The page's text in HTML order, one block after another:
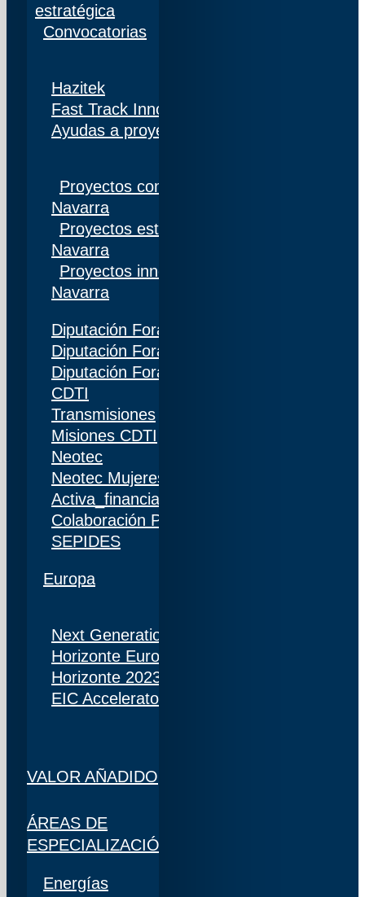
estratégica
Convocatorias
Hazitek
Fast Track Innobideak
Ayudas a proyectos de I+D+i en Navarra
Proyectos competitivos I+D Gobierno de
Navarra
Proyectos estratégicos I+D Gobierno de
Navarra
Proyectos innovación Gobierno de
Navarra
Diputación Foral de Gipuzkoa
Diputación Foral de Bizkaia
Diputación Foral de Álava
CDTI
Transmisiones
Misiones CDTI
Neotec
Neotec Mujeres
Activa_financiación (IDI)
Colaboración Público-Privada (CPP)
SEPIDES
Europa
Next Generation
Horizonte Europa
Horizonte 2023
EIC Accelerator
VALOR AÑADIDO
ÁREAS DE
ESPECIALIZACIÓN
Energías